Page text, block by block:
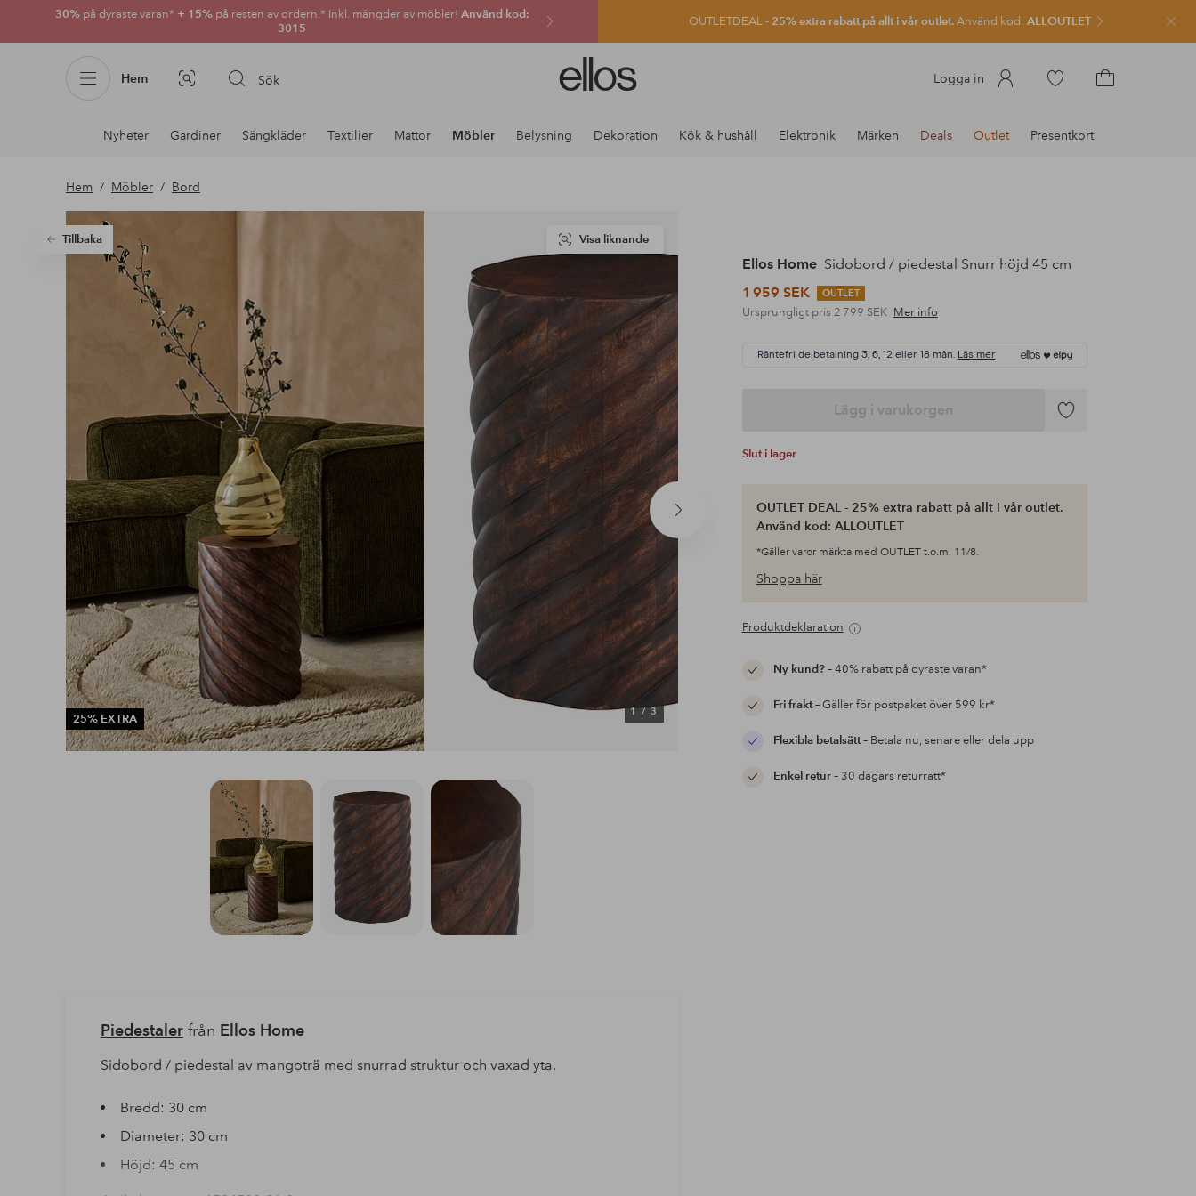
30% på dyraste varan* + 15% på resten av ordern.* Inkl. mängder av möbler! Använd kod:
3015
OUTLETDEAL - 25% extra rabatt på allt i vår outlet.Använd kod: ALLOUTLET
Hem Bildsök Sök
Ellos
logotyp
gå
Logga in
Gå
produkterkundvagnen
Avdelnings
navigation
Nyheter Gardiner Sängkläder Textilier Mattor Möbler Belysning Dekoration Kök & hushåll Elektronik Märken Deals Outlet Presentkort
Hem Möbler Bord
Tillbaka
Nästa
25% EXTRA
1/3
Visa liknande
Ellos Home Sidobord / piedestal Snurr höjd 45 cm
1 959 SEK
OUTLET
Ursprungligt pris 2 799 SEK Mer info
Räntefri delbetalning 3, 6, 12 eller 18 mån. Läs mer
Lägg i varukorgen
Lägg
Slut i lager
OUTLET DEAL - 25% extra rabatt på allt i vår outlet.
Använd kod: ALLOUTLET
*Gäller varor märkta med OUTLET t.o.m. 11/8.
Shoppa här
Produktdeklaration
Ny kund?– 40% rabatt på dyraste varan*
Fri frakt– Gäller för postpaket över 599 kr*
Flexibla betalsätt– Betala nu, senare eller dela upp
Enkel retur– 30 dagars returrätt*
Piedestalerfrån Ellos Home
Sidobord / piedestal av mangoträ med snurrad struktur och vaxad yta.
Bredd: 30 cm
Diameter: 30 cm
Höjd: 45 cm